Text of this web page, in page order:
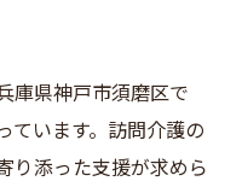
庫県神戸市須磨区で
ています。訪問介護の
り添った支援が求めら